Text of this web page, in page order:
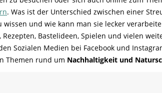
. Was ist der Unterschied zwischen einer
und wie kann man sie lecker
Bastelideen, Spielen und vielen
Sozialen Medien bei Facebook und
Themen rund um Nachhaltigkeit und